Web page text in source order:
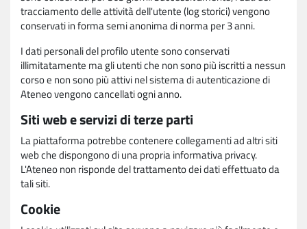
tracciamento delle attività dell'utente (log storici) vengono
conservati in forma semi anonima di norma per 3 anni.
I dati personali del profilo utente sono conservati
illimitatamente ma gli utenti che non sono più iscritti a nessun
corso e non sono più attivi nel sistema di autenticazione di
Ateneo vengono cancellati ogni anno.
Siti web e servizi di terze parti
La piattaforma potrebbe contenere collegamenti ad altri siti
web che dispongono di una propria informativa privacy.
L'Ateneo non risponde del trattamento dei dati effettuato da
tali siti.
Cookie